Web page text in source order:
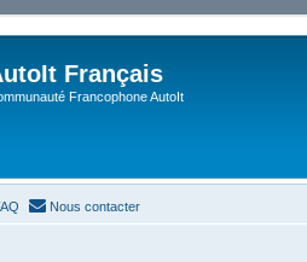
Français
Francophone AutoIt
Nous contacter